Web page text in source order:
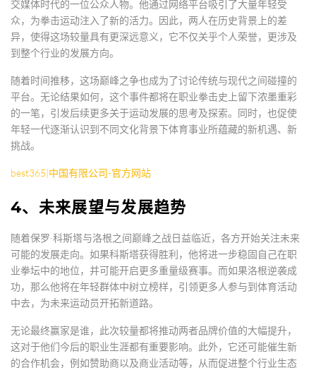
交媒体时代的一位公众人物。他通过网络平台吸引了大量年轻受
众，为拳击运动注入了新的活力。因此，两人在历史背景上的差
异，使得这场较量具有更深远意义，它不仅关乎个人荣誉，更涉及
到整个行业的发展方向。
随着时间推移，这场巅峰之争也成为了讨论传统与现代之间碰撞的
平台。无论结果如何，这个事件都将在职业拳击史上留下浓墨重彩
的一笔，引发后续更多关于运动发展的思考及探索。同时，也促使
年轻一代逐渐认识到不同文化背景下体育事业所蕴藏的新机遇、新
挑战。
best365|中国有限公司-官方网站
4、未来展望与发展趋势
随着保罗·科斯塔与洛根之间巅峰之战日益临近，各方开始关注未来
可能的发展走向。如果科斯塔获得胜利，他将进一步稳固自己在职
业拳坛中的地位，并可能开启更多重量级赛事。而如果洛根逆袭成
功，那么他将在年轻群体中树立榜样，引领更多人参与到体育活动
中去，为未来运动员开拓新道路。
无论最终赢家是谁，此次较量都将推动两者品牌价值的大幅提升，
这对于他们今后的职业生涯都有重要影响。此外，它还可能催生新
的合作机会，例如赞助商以及商业活动等，从而促进整个行业生态